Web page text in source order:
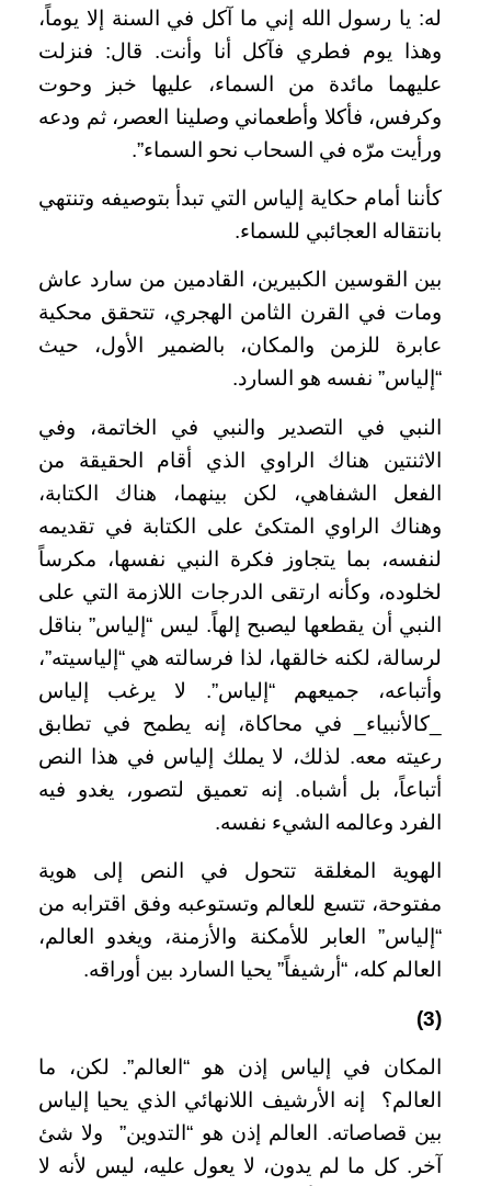
له: يا رسول الله إني ما آكل في السنة إلا يوماً،
وهذا يوم فطري فآكل أنا وأنت. قال: فنزلت
عليهما مائدة من السماء، عليها خبز وحوت
وكرفس، فأكلا وأطعماني وصلينا العصر، ثم ودعه
ورأيت مرّه في السحاب نحو السماء”.
كأننا أمام حكاية إلياس التي تبدأ بتوصيفه وتنتهي
بانتقاله العجائبي للسماء.
بين القوسين الكبيرين، القادمين من سارد عاش
ومات في القرن الثامن الهجري، تتحقق محكية
عابرة للزمن والمكان، بالضمير الأول، حيث
“إلياس” نفسه هو السارد.
النبي في التصدير والنبي في الخاتمة، وفي
الاثنتين هناك الراوي الذي أقام الحقيقة من
الفعل الشفاهي، لكن بينهما، هناك الكتابة،
وهناك الراوي المتكئ على الكتابة في تقديمه
لنفسه، بما يتجاوز فكرة النبي نفسها، مكرساً
لخلوده، وكأنه ارتقى الدرجات اللازمة التي على
النبي أن يقطعها ليصبح إلهاً. ليس “إلياس” بناقل
لرسالة، لكنه خالقها، لذا فرسالته هي “إلياسيته”،
وأتباعه، جميعهم “إلياس”. لا يرغب إلياس
_كالأنبياء_ في محاكاة، إنه يطمح في تطابق
رعيته معه. لذلك، لا يملك إلياس في هذا النص
أتباعاً، بل أشباه. إنه تعميق لتصور، يغدو فيه
الفرد وعالمه الشيء نفسه.
الهوية المغلقة تتحول في النص إلى هوية
مفتوحة، تتسع للعالم وتستوعبه وفق اقترابه من
“إلياس” العابر للأمكنة والأزمنة، ويغدو العالم،
العالم كله، “أرشيفاً” يحيا السارد بين أوراقه.
(3)
المكان في إلياس إذن هو “العالم”. لكن، ما
العالم؟ إنه الأرشيف اللانهائي الذي يحيا إلياس
بين قصاصاته. العالم إذن هو “التدوين” ولا شئ
آخر. كل ما لم يدون، لا يعول عليه، ليس لأنه لا